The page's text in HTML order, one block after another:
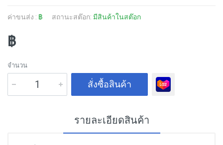
ค่าขนส่ง : ฿ สถานะสต๊อก: มีสินค้าในสต๊อก
฿
จำนวน
สั่งซื้อสินค้า
รายละเอียดสินค้า